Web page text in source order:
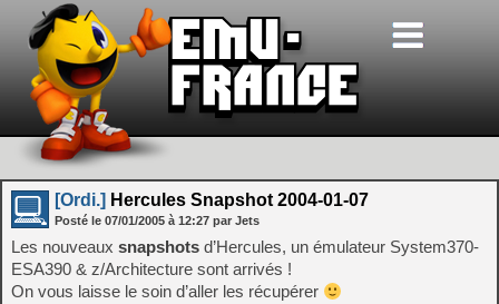
[Ordi.] Hercules Snapshot 2004-01-07
Posté le 07/01/2005 à 12:27 par Jets
Les nouveaux snapshots d’Hercules, un émulateur System370-
ESA390 & z/Architecture sont arrivés !
On vous laisse le soin d’aller les récupérer